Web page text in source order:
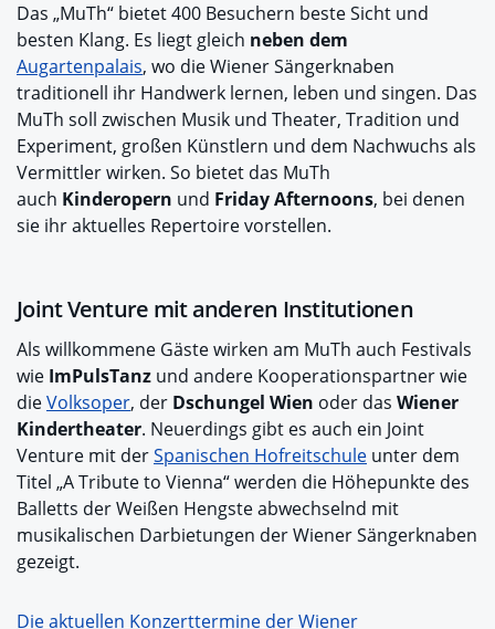
Das „MuTh“ bietet 400 Besuchern beste Sicht und
besten Klang. Es liegt gleich neben dem
Augartenpalais, wo die Wiener Sängerknaben
traditionell ihr Handwerk lernen, leben und singen. Das
MuTh soll zwischen Musik und Theater, Tradition und
Experiment, großen Künstlern und dem Nachwuchs als
Vermittler wirken. So bietet das MuTh
auch Kinderopern und Friday Afternoons, bei denen
sie ihr aktuelles Repertoire vorstellen.
Joint Venture mit anderen Institutionen
Als willkommene Gäste wirken am MuTh auch Festivals
wie ImPulsTanz und andere Kooperationspartner wie
dieVolksoper, der Dschungel Wien oder das Wiener
Kindertheater. Neuerdings gibt es auch ein Joint
Venture mit derSpanischen Hofreitschule unter dem
Titel „A Tribute to Vienna“ werden die Höhepunkte des
Balletts der Weißen Hengste abwechselnd mit
musikalischen Darbietungen der Wiener Sängerknaben
gezeigt.
Die aktuellen Konzerttermine der Wiener